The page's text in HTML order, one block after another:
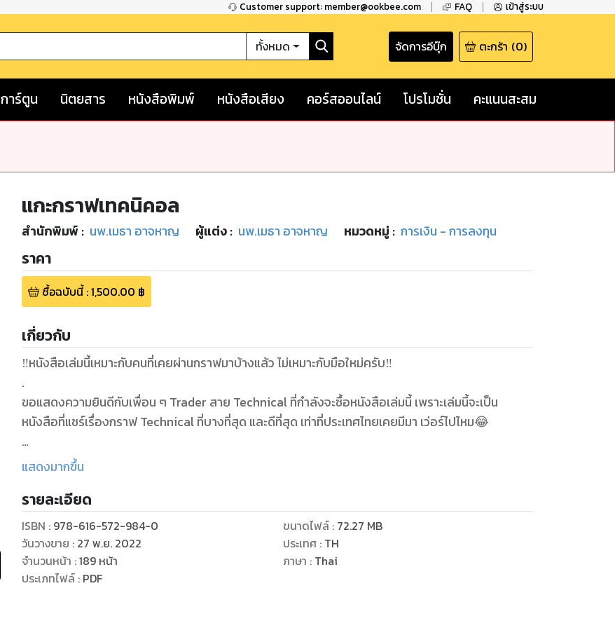
Customer support: member@ookbee.com FAQ เข้าสู่ระบบ
ทั้งหมด จัดการอีบุ๊ก ตะกร้า (0)
การ์ตูน นิตยสาร หนังสือพิมพ์ หนังสือเสียง คอร์สออนไลน์ โปรโมชั่น คะแนนสะสม
แกะกราฟเทคนิคอล
สำนักพิมพ์ : นพ.เมธา อาจหาญ ผู้แต่ง : นพ.เมธา อาจหาญ หมวดหมู่ : การเงิน - การลงทุน
ราคา
ซื้อฉบับนี้:1,500.00 ฿
เกี่ยวกับ
‼หนังสือเล่มนี้เหมาะกับคนที่เคยผ่านกราฟมาบ้างแล้ว ไม่เหมาะกับมือใหม่ครับ‼
.
ขอแสดงความยินดีกับเพื่อน ๆ Trader สาย Technical ที่กำลังจะซื้อหนังสือเล่มนี้ เพราะเล่มนี้จะเป็น
หนังสือที่แชร์เรื่องกราฟ Technical ที่บางที่สุด และดีที่สุด เท่าที่ประเทศไทยเคยมีมา เว่อร์ไปไหม😂
เปิดกราฟมาแล้วดูไม่รู้เรื่อง ไม่รู้จะเริ่มดูจากไหน TF อะไร จะไล่ Step ยังไง ทำไมตรงนี้ดีด ทำไมตรงนี้ย่อ
ทั้งหมดที่เพื่อน ๆ ต้องใช้มีในหนังสือเล่มนี้ อ่านจบอย่าเผลอจูบหนังสือเล่มนี้ก็แล้วกัน😂
หนังสือเล่มนี้ประกอบด้วย 6 เรื่องหลักที่ต้องใช้ในการแกะกราฟ พูดง่าย ๆ คือเปิดกราฟมาจะเข้าใจ
พฤติกรรมกราฟ รู้ว่ากราฟบอกอะไรเราต้องใช้ 6 เรื่องนี้ นั่นคือ
1. Candlesticks กับหลักการ Trailing Start Stop
2. RSI หลักการใช้งานตามแบบแกะกราฟ
แสดงมากขึ้น
รายละเอียด
ISBN : 978-616-572-984-0
วันวางขาย : 27 พ.ย. 2022
จำนวนหน้า :189 หน้า
ประเภทไฟล์: PDF
ขนาดไฟล์: 72.27 MB
ประเทศ : TH
ภาษา : Thai